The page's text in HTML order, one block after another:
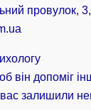
провулок, 3,
він допоміг
залишили